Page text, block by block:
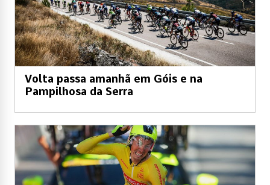
Volta passa amanhã em Góis e na
Pampilhosa da Serra